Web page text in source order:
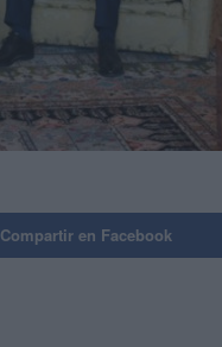
Compartir en Facebook